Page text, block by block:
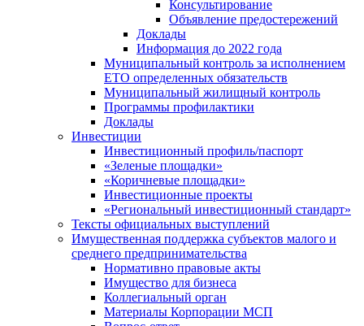
Консультирование
Объявление предостережений
Доклады
Информация до 2022 года
Муниципальный контроль за исполнением
ЕТО определенных обязательств
Муниципальный жилищный контроль
Программы профилактики
Доклады
Инвестиции
Инвестиционный профиль/паспорт
«Зеленые площадки»
«Коричневые площадки»
Инвестиционные проекты
«Региональный инвестиционный стандарт»
Тексты официальных выступлений
Имущественная поддержка субъектов малого и
среднего предпринимательства
Нормативно правовые акты
Имущество для бизнеса
Коллегиальный орган
Материалы Корпорации МСП